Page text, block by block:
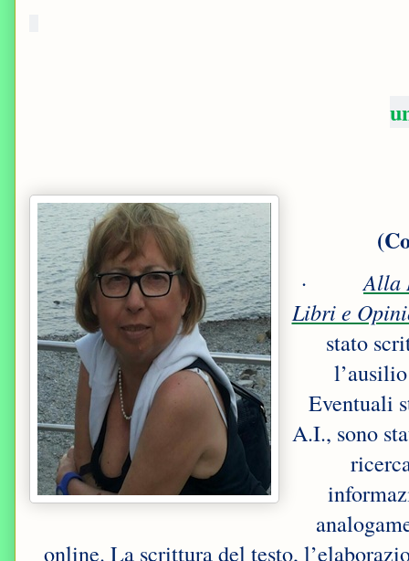
·
Alla
Libri e
stato
Eventuali
A.I., sono
online. La scrittura del testo,